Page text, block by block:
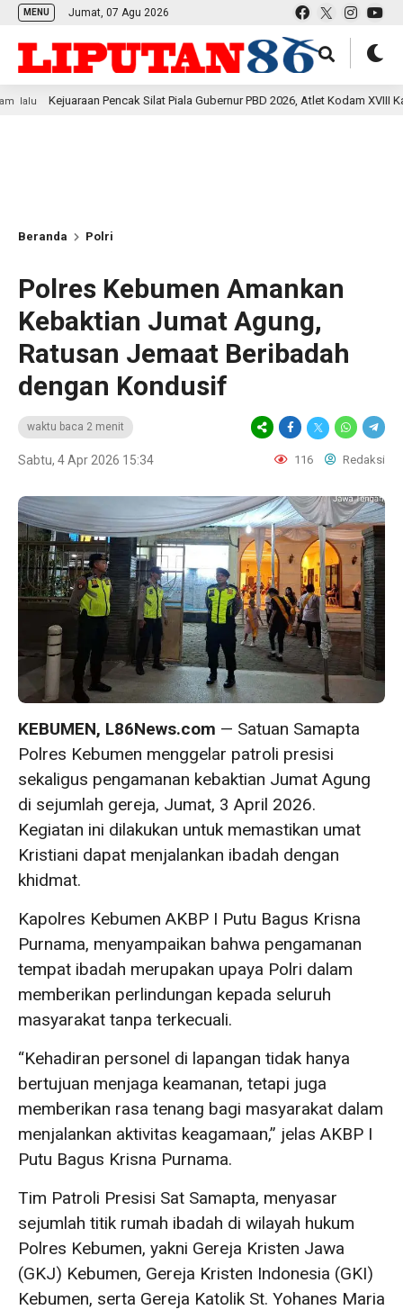
MENU Jumat, 07 Agu 2026
Pencak Silat Piala Gubernur PBD 2026, Atlet Kodam XVIII Kasuari
Beranda Polri
Polres Kebumen Amankan
Kebaktian Jumat Agung,
Ratusan Jemaat Beribadah
dengan Kondusif
waktu baca 2 menit
Sabtu, 4 Apr 2026 15:34 116 Redaksi
KEBUMEN, L86News.com — Satuan Samapta
Polres Kebumen menggelar patroli presisi
sekaligus pengamanan kebaktian Jumat Agung
di sejumlah gereja, Jumat, 3 April 2026.
Kegiatan ini dilakukan untuk memastikan umat
Kristiani dapat menjalankan ibadah dengan
khidmat.
Kapolres Kebumen AKBP I Putu Bagus Krisna
Purnama, menyampaikan bahwa pengamanan
tempat ibadah merupakan upaya Polri dalam
memberikan perlindungan kepada seluruh
masyarakat tanpa terkecuali.
“Kehadiran personel di lapangan tidak hanya
bertujuan menjaga keamanan, tetapi juga
memberikan rasa tenang bagi masyarakat dalam
menjalankan aktivitas keagamaan,” jelas AKBP I
Putu Bagus Krisna Purnama.
Tim Patroli Presisi Sat Samapta, menyasar
sejumlah titik rumah ibadah di wilayah hukum
Polres Kebumen, yakni Gereja Kristen Jawa
(GKJ) Kebumen, Gereja Kristen Indonesia (GKI)
Kebumen, serta Gereja Katolik St. Yohanes Maria